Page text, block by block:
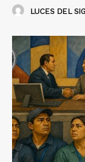
LUCES DEL